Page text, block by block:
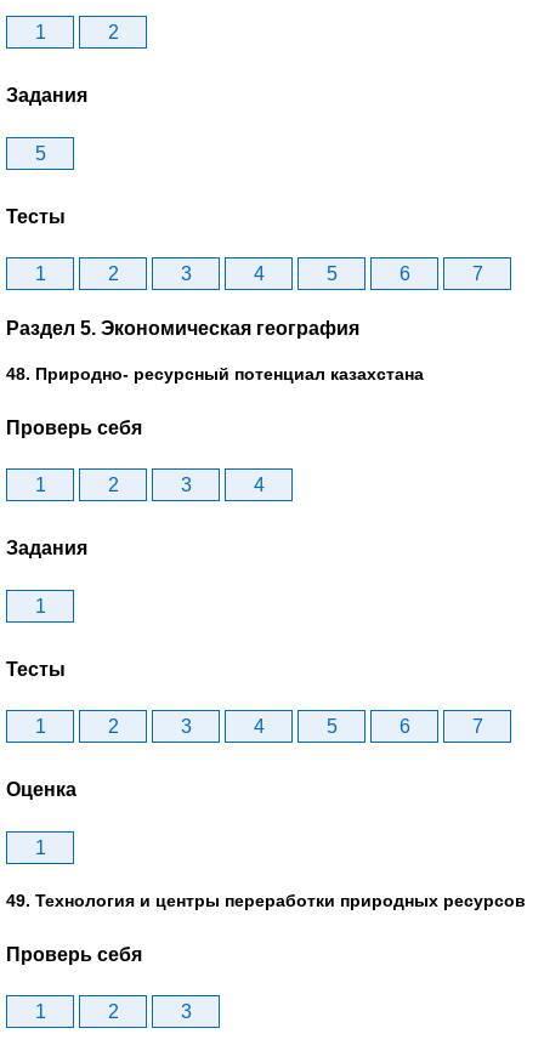
1 2
Задания
5
Тесты
1 2 3 4 5 6 7
Раздел 5. Экономическая география
48. Природно- ресурсный потенциал казахстана
Проверь себя
1 2 3 4
Задания
1
Тесты
1 2 3 4 5 6 7
Оценка
1
49. Технология и центры переработки природных ресурсов
Проверь себя
1 2 3